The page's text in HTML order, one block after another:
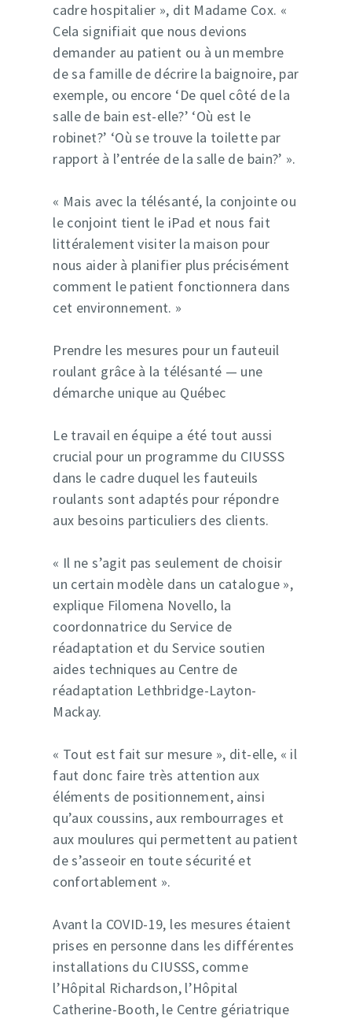
cadre hospitalier », dit Madame Cox. «
Cela signifiait que nous devions
demander au patient ou à un membre
de sa famille de décrire la baignoire, par
exemple, ou encore ‘De quel côté de la
salle de bain est-elle?’ ‘Où est le
robinet?’ ‘Où se trouve la toilette par
rapport à l’entrée de la salle de bain?’ ».
« Mais avec la télésanté, la conjointe ou
le conjoint tient le iPad et nous fait
littéralement visiter la maison pour
nous aider à planifier plus précisément
comment le patient fonctionnera dans
cet environnement. »
Prendre les mesures pour un fauteuil
roulant grâce à la télésanté — une
démarche unique au Québec
Le travail en équipe a été tout aussi
crucial pour un programme du CIUSSS
dans le cadre duquel les fauteuils
roulants sont adaptés pour répondre
aux besoins particuliers des clients.
« Il ne s’agit pas seulement de choisir
un certain modèle dans un catalogue »,
explique Filomena Novello, la
coordonnatrice du Service de
réadaptation et du Service soutien
aides techniques au Centre de
réadaptation Lethbridge-Layton-
Mackay.
« Tout est fait sur mesure », dit-elle, « il
faut donc faire très attention aux
éléments de positionnement, ainsi
qu’aux coussins, aux rembourrages et
aux moulures qui permettent au patient
de s’asseoir en toute sécurité et
confortablement ».
Avant la COVID-19, les mesures étaient
prises en personne dans les différentes
installations du CIUSSS, comme
l’Hôpital Richardson, l’Hôpital
Catherine-Booth, le Centre gériatrique
À propos
Ressources
Récits de